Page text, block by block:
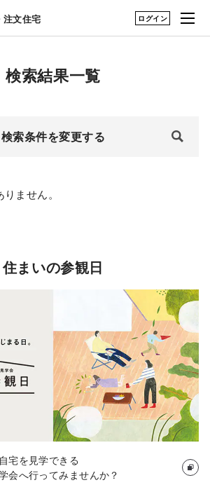
注文住宅 ログイン
注文住宅
暮らし方のアイデア
検索結果一覧
検索条件を変更する
ません。
住まいの参観日
宅を見学できる
会へ行ってみませんか？